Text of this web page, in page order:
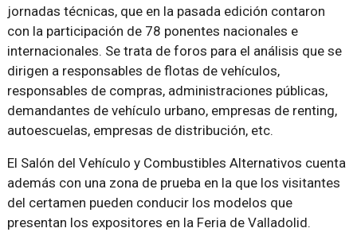
jornadas técnicas, que en la pasada edición contaron
con la participación de 78 ponentes nacionales e
internacionales. Se trata de foros para el análisis que se
dirigen a responsables de flotas de vehículos,
responsables de compras, administraciones públicas,
demandantes de vehículo urbano, empresas de renting,
autoescuelas, empresas de distribución, etc.
El Salón del Vehículo y Combustibles Alternativos cuenta
además con una zona de prueba en la que los visitantes
del certamen pueden conducir los modelos que
presentan los expositores en la Feria de Valladolid.